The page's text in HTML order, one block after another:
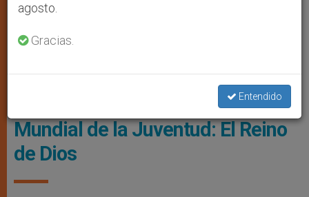
© Cathopic
El 'Por qué' de la Jornada
Mundial de la Juventud: El Reino
de Dios
agosto.
Gracias.
Entendido